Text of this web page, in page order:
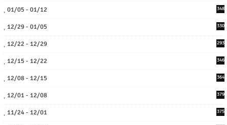
01/05 - 01/12 348
12/29 - 01/05 330
12/22 - 12/29 293
12/15 - 12/22 346
12/08 - 12/15 364
12/01 - 12/08 379
11/24 - 12/01 375